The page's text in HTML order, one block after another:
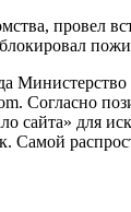
провел
Согласно
сайта»
Самой